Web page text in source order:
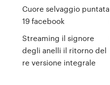
Cuore selvaggio puntata
19 facebook
Streaming il signore
degli anelli il ritorno del
re versione integrale